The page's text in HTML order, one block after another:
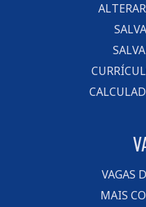
VAGAS
MAIS